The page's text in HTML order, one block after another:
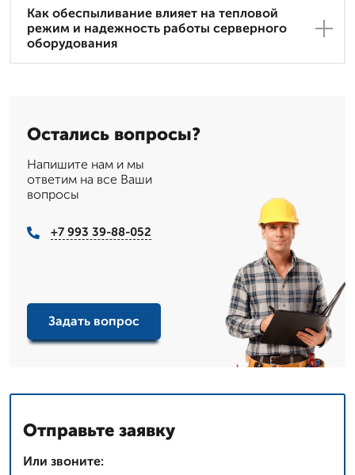
Как обеспыливание влияет на тепловой
режим и надежность работы серверного
оборудования
Остались вопросы?
Напишите нам и мы
ответим на все Ваши
вопросы
+7 993 39-88-052
Задать вопрос
Отправьте заявку
Или звоните: